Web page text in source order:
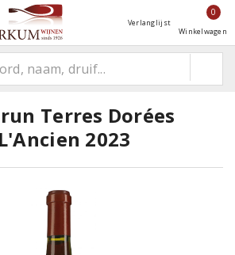
Verlanglijst
0
Winkelwagen
Terres Dorées
2023